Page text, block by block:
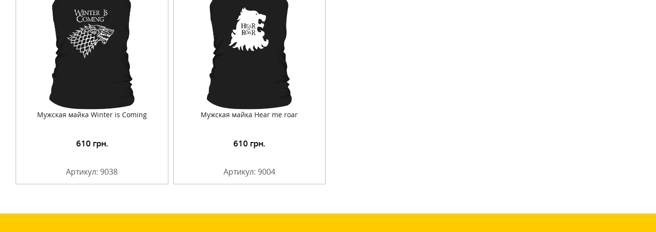
Мужская майка Winter is Coming
610 грн.
Артикул: 9038
Мужская майка Hear me roar
Подробнее 610 грн.
Артикул: 9004